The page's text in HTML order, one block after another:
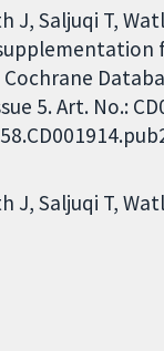
J, Saljuqi T,
Cochrane
5. Art. No.:
J Saljuqi T